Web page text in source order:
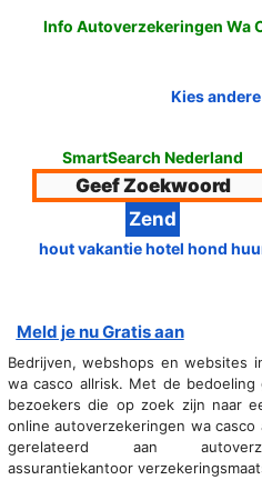
Info Autoverzekeringen Wa
Kies
SmartSearch Nederland
hout vakantie hotel hond
Meld je nu Gratis aan
Bedrijven, webshops en websites
wa casco allrisk. Met de
bezoekers die op zoek zijn naar
online autoverzekeringen wa
gerelateerd aan
assurantiekantoor